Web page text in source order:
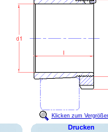
Klicken zum
Drucken